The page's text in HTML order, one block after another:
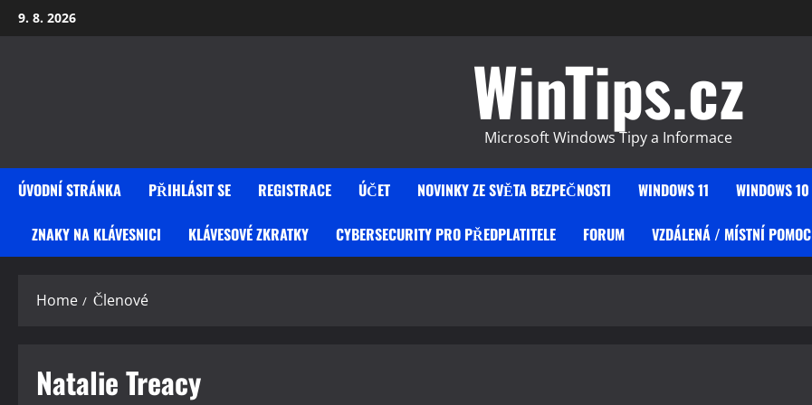
Skip
to
9. 8. 2026
WinTips.cz
Microsoft Windows Tipy a Informace
ÚVODNÍ STRÁNKA PŘIHLÁSIT SE REGISTRACE ÚČET NOVINKY ZE SVĚTA BEZPEČNOSTI WINDOWS 11 WINDOWS 10
ZNAKY NA KLÁVESNICI KLÁVESOVÉ ZKRATKY CYBERSECURITY PRO PŘEDPLATITELE FORUM VZDÁLENÁ / MÍSTNÍ POMOC
Home Členové
Natalie Treacy